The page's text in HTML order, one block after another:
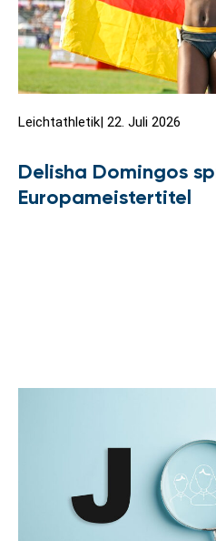
Leichtathletik| 22. Juli 2026
Delisha Domingos
Europameistertitel